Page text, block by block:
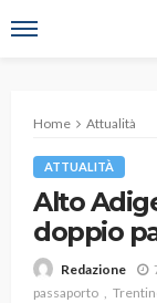
Home Attualità
ATTUALITÀ
Alto
doppio
Redazione
passaporto